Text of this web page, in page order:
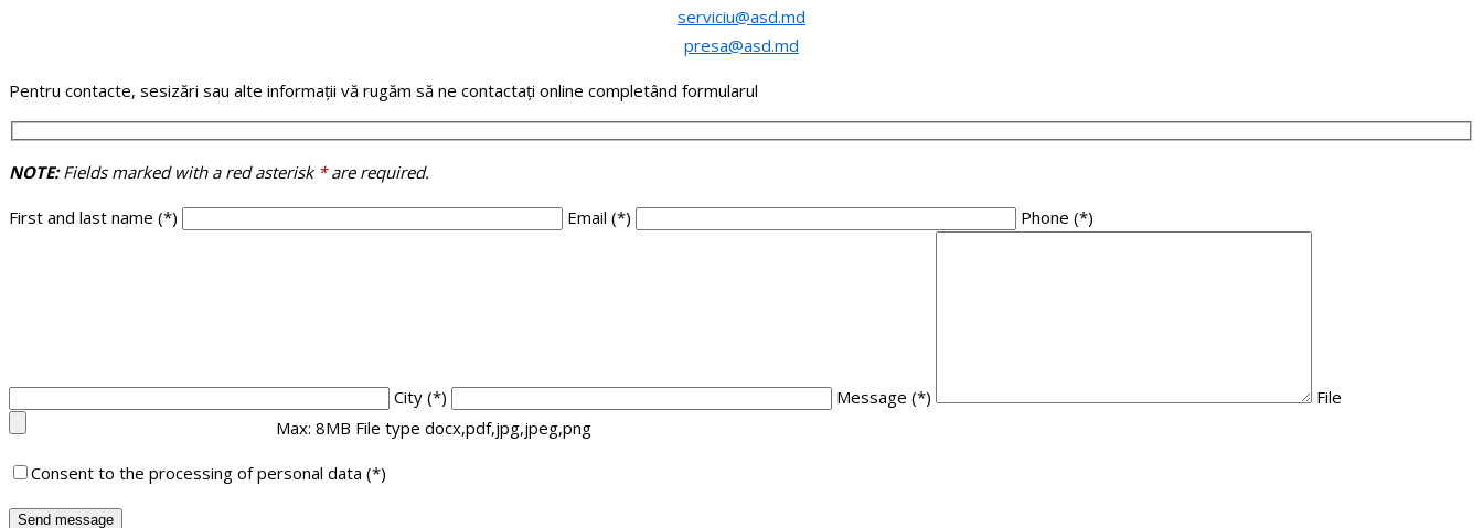
serviciu@asd.md
presa@asd.md
Pentru contacte, sesizări sau alte informații vă rugăm să ne contactați online completând formularul
NOTE:Fields marked with a red asterisk *are required.
First and last name (*) Email (*) Phone (*)
City (*) Message (*)
File
Max: 8MB File type docx,pdf,jpg,jpeg,png
Consent to the processing of personal data (*)